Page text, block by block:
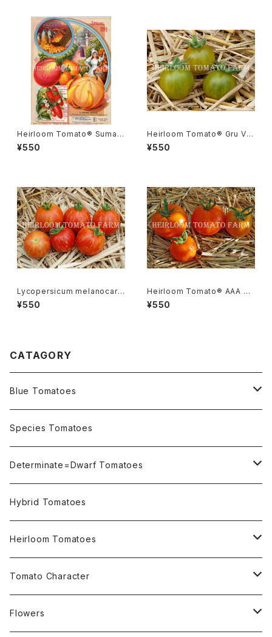
Heirloom Tomato® Sumatr
a Fig エアルーム・トマト・スマト
ラ・フィグ
¥550
Heirloom Tomato® Gru Ve
e エアルーム・トマト・グルー・ビ
ーGR-17＊2015新品種
¥550
Lycopersicum melanocarp
a リコペルシコン・ メラノカルパ
Species
¥550
Heirloom Tomato® AAA S
weet エアルーム・トマト・AAA・
スイート
¥550
CATAGORY
Blue Tomatoes
OSU INDIGO Series
Not OSU Blue Tomatoes
Species Tomatoes
Determinate=Dwarf Tomatoes
Micro Determinate 10cm~30cm
Small Determinate 30cm~50cm
Medium Determinate 50~100cm
Large Determinate 100~150cm
Hybrid Tomatoes
Heirloom Tomatoes
Amber Heirloom Tomatoes
Bi-Color Heirloom Tomatoes
Tomato Character
Culinary Uses
Flowers